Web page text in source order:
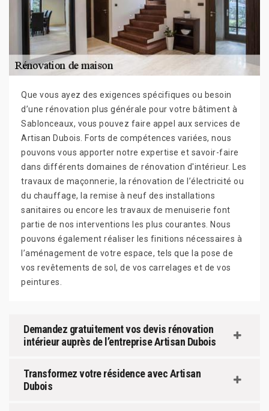
Que vous ayez des exigences spécifiques ou besoin
d’une rénovation plus générale pour votre bâtiment à
Sablonceaux, vous pouvez faire appel aux services de
Artisan Dubois. Forts de compétences variées, nous
pouvons vous apporter notre expertise et savoir-faire
dans différents domaines de rénovation d'intérieur. Les
travaux de maçonnerie, la rénovation de l’électricité ou
du chauffage, la remise à neuf des installations
sanitaires ou encore les travaux de menuiserie font
partie de nos interventions les plus courantes. Nous
pouvons également réaliser les finitions nécessaires à
l’aménagement de votre espace, tels que la pose de
vos revêtements de sol, de vos carrelages et de vos
peintures.
Demandez gratuitement vos devis rénovation
intérieur auprès de l’entreprise Artisan Dubois
Transformez votre résidence avec Artisan
Dubois